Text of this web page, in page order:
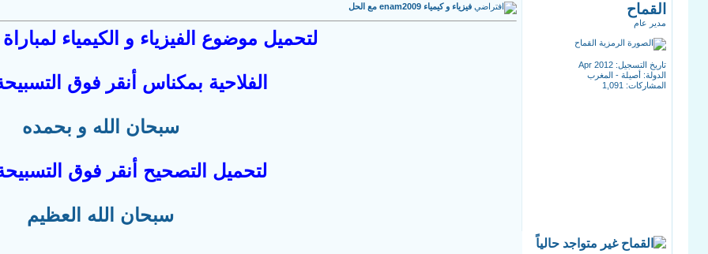
القماح
مدير عام
تاريخ التسجيل: Apr 2012
الدولة: أصيلة - المغرب
المشاركات: 1,091
فيزياء و كيمياء enam2009 مع الحل
لتحميل موضوع الفيزياء و الكيمياء لمباراة 2009 المدرسة
الفلاحية بمكناس أنقر فوق التسبيحة
سبحان الله و بحمده
لتحميل التصحيح أنقر فوق التسبيحة
سبحان الله العظيم